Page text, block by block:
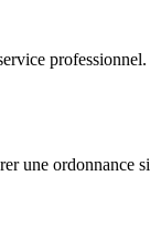
une ordonnance